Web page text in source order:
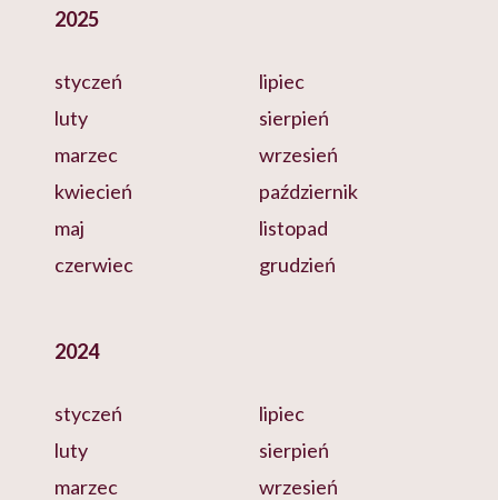
2025
styczeń
luty
marzec
kwiecień
maj
czerwiec
lipiec
sierpień
wrzesień
październik
listopad
grudzień
2024
styczeń
luty
marzec
lipiec
sierpień
wrzesień